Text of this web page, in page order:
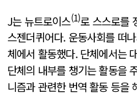
J는 뉴트로이스(1)로 스스로를
스젠더퀴어다. 운동사회를 떠
체에서 활동했다. 단체에서는
단체의 내부를 챙기는 활동을
니즘과 관련한 번역 활동 등을